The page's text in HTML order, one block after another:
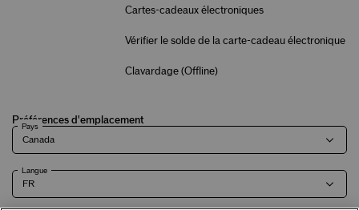
Cartes-cadeaux électroniques
Vérifier le solde de la carte-cadeau électronique
Clavardage (Offline)
Préférences d'emplacement
Pays
Langue